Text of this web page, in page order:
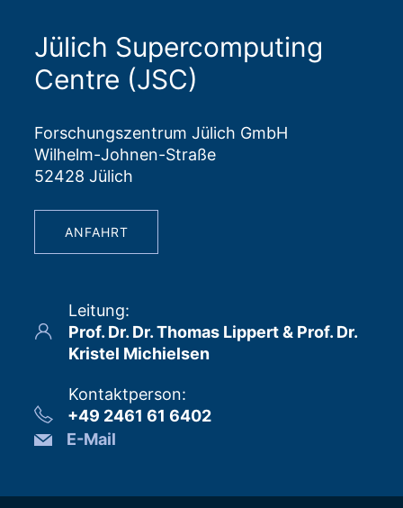
Jülich Supercomputing
Centre (JSC)
Forschungszentrum Jülich GmbH
Wilhelm-Johnen-Straße
52428 Jülich
ANFAHRT
Leitung:
Prof. Dr. Dr. Thomas Lippert & Prof. Dr.
Kristel Michielsen
Kontaktperson:
+49 2461 61 6402
E-Mail